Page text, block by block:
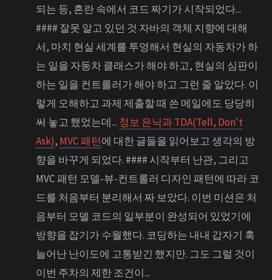
되는 등, 혼란 속에서 코드 짜기가 시작되었다...
#### 잘못 알고 있던 것 자바의 객체 지향에 대해
서, 마치 현실 세계를 투영해서 현실의 자동차가 하
는 일을 자동차 클래스가 해야 하고, 현실의 심판이
하는 일을 컨트롤러가 해야 하고 그런 줄 알았다. 이
렇게 오해하고 과제 제출할 때 쓴 메일에도 당당히
써 놓고 했었는데... 정보 은닉과 TDA(Tell, Don't
Ask), MVC 패턴에 대한 글들을 읽어보고 생각의 방
향을 바꾸게 되었다. #### 시작부터 난관, 그리고
MVC 패턴 모델-뷰-컨트롤러 디자인 패턴에 따라 코
드를 처음부터 분리해서 짜 보았다. 이번 미션은 처
음부터 모델 코드의 일부분이 완성되어 있었기에
방향을 잡기가 수월했다. 코딩하는 내내 갑자기 훅
늘어난 난이도에 고통받긴 했지만. 그도 그럴 것이
이번 주차의 제한 조건이...